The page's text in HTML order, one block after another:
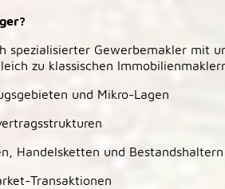
spezialisierter Gewerbemakler mit
zu klassischen
und Mikro-Lagen
Handelsketten und Bestandshaltern
Transaktionen